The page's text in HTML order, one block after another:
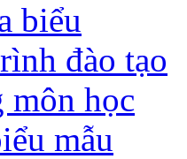
biểu
đào tạo
môn học
mẫu